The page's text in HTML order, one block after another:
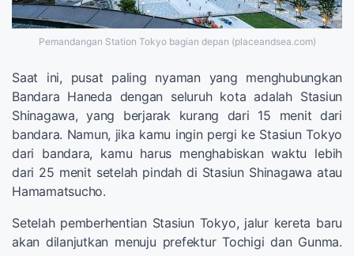
Pemandangan Station Tokyo bagian depan (placeandsea.com)
Saat ini, pusat paling nyaman yang menghubungkan
Bandara Haneda dengan seluruh kota adalah Stasiun
Shinagawa, yang berjarak kurang dari 15 menit dari
bandara. Namun, jika kamu ingin pergi ke Stasiun Tokyo
dari bandara, kamu harus menghabiskan waktu lebih
dari 25 menit setelah pindah di Stasiun Shinagawa atau
Hamamatsucho.
Setelah pemberhentian Stasiun Tokyo, jalur kereta baru
akan dilanjutkan menuju prefektur Tochigi dan Gunma.